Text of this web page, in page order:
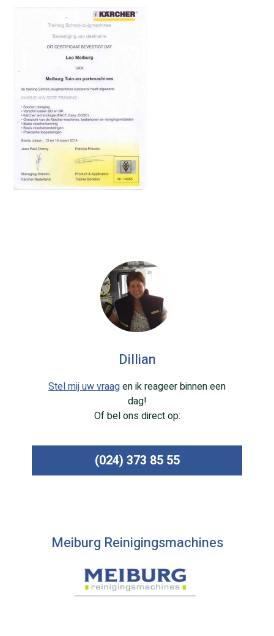
Dillian
Stel mij uw vraagen ik reageer binnen een
dag!
Of bel ons direct op:
(024) 373 85 55
Meiburg Reinigingsmachines